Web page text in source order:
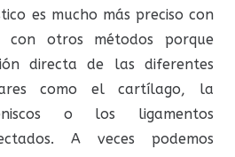
es mucho más preciso con
con otros métodos porque
directa de las diferentes
como el cartílago, la
o los ligamentos
A veces podemos